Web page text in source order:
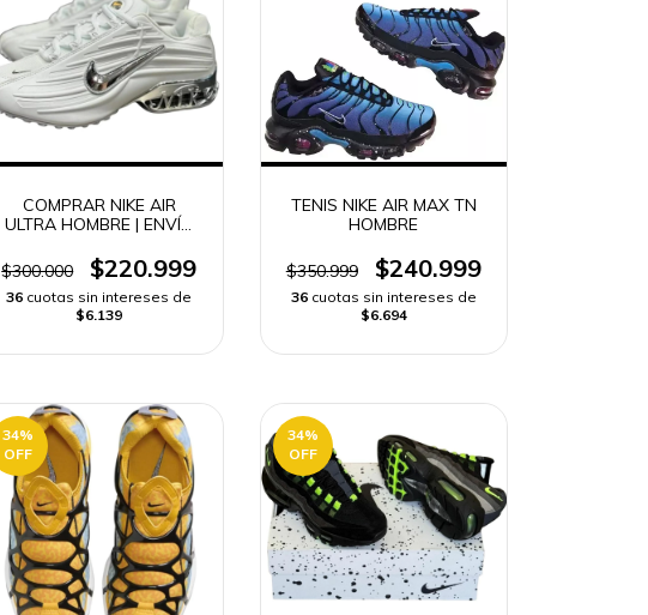
COMPRAR NIKE AIR
ULTRA HOMBRE | ENVÍO
$300.000
$220.999
36 cuotas sin intereses de
$6.139
TENIS NIKE AIR MAX TN
HOMBRE
$350.999 $240.999
36 cuotas sin intereses de
$6.694
34%
OFF
34%
OFF